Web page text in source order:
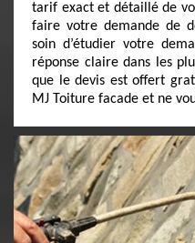
tarif exact et détaillé de
faire votre demande de
soin d’étudier votre
réponse claire dans les
que le devis est offert
MJ Toiture facade et ne